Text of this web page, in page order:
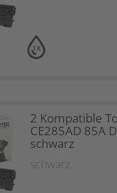
1X
2 Kompatible
CE285AD 85A
schwarz
schwarz